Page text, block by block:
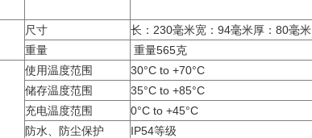
尺寸
长：230毫米宽：94毫米厚：80毫米
重量
重量565克
使用温度范围
30°C to +70°C
储存温度范围
35°C to +85°C
充电温度范围
0°C to +45°C
防水、防尘保护
IP54等级